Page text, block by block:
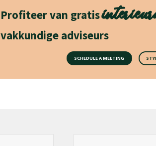
Profiteer van gratis
vakkundige adviseurs
SCHEDULE A MEETING